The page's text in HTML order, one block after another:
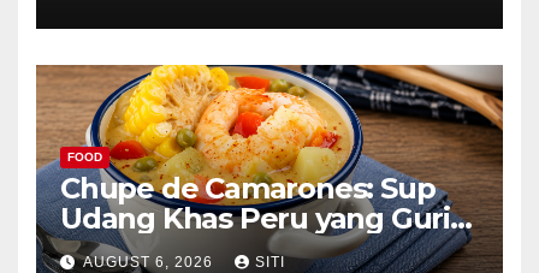
FOOD
Chupe de Camarones: Sup
Udang Khas Peru yang Gurih
Lezat
AUGUST 6, 2026 SITI